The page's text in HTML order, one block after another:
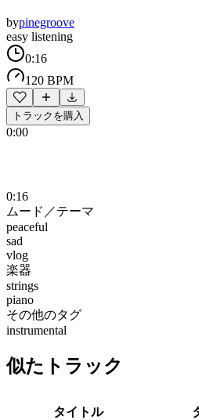
bypinegroove
easy listening
0:16
120 BPM
トラックを購入
0:00
0:16
ムード／テーマ
peaceful
sad
vlog
楽器
strings
piano
その他のタグ
instrumental
似たトラック
タイトル